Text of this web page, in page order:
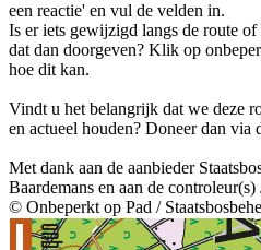
een reactie' en vul de velden in.
Is er iets gewijzigd langs de route
dat dan doorgeven? Klik op
hoe dit kan.
Vindt u het belangrijk dat we deze
en actueel houden? Doneer dan via
Met dank aan de aanbieder
Baardemans en aan de controleur(s)
© Onbeperkt op Pad /